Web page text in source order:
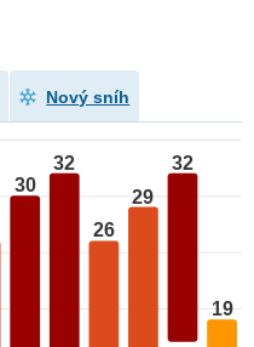
Nový sníh
30
32
26
29
32
19